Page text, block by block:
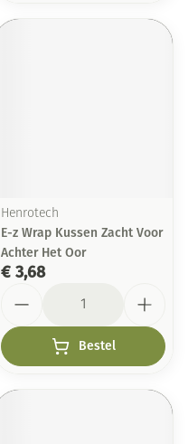
Henrotech
E-z Wrap Kussen Zacht Voor
Achter Het Oor
€ 3,68
Bestel